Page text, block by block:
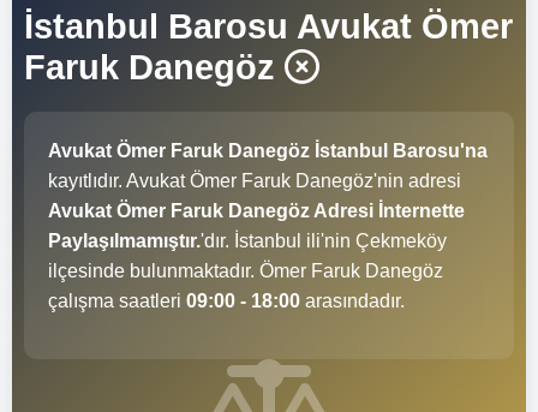
İstanbul Barosu Avukat Ömer
Faruk Danegöz
Avukat Ömer Faruk Danegöz İstanbul Barosu'na
kayıtlıdır. Avukat Ömer Faruk Danegöz'nin adresi
Avukat Ömer Faruk Danegöz Adresi İnternette
Paylaşılmamıştır.'dır. İstanbul ili'nin Çekmeköy
ilçesinde bulunmaktadır. Ömer Faruk Danegöz
çalışma saatleri 09:00 - 18:00 arasındadır.